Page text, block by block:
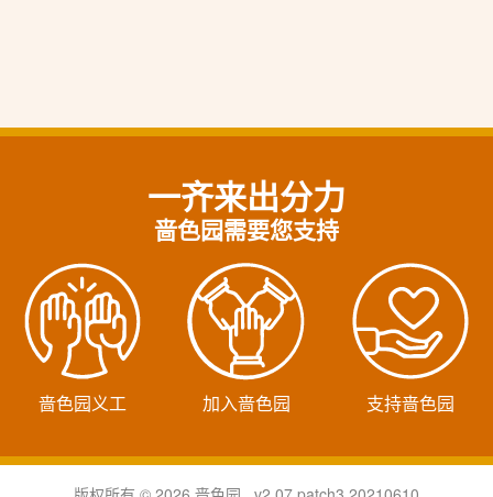
一齐来出分力
啬色园需要您支持
啬色园义工 加入啬色园 支持啬色园